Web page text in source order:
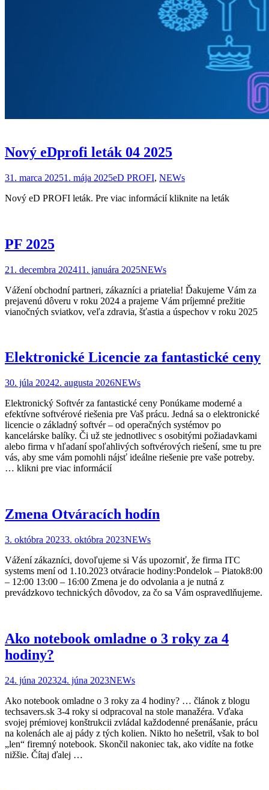
Nový eDprofi leták 04 2025
31. marca 20251. mája 2025eD PROFI, NEWs
Nový eD PROFI leták. Pre viac informácií kliknite na leták
PF 2025
21. decembra 202411. januára 2025NEWs
Vážení obchodní partneri, zákazníci a priatelia! Ďakujeme Vám za
prejavenú dôveru v roku 2024 a prajeme Vám príjemné prežitie
vianočných sviatkov, veľa zdravia, šťastia a úspechov v roku 2025
Elektronické Licencie za fantastické ceny
30. júla 20242. augusta 2026NEWs
Elektronický Softvér za fantastické ceny Ponúkame moderné a
efektívne softvérové riešenia pre Vaš prácu. Jedná sa o elektronické
licencie o základný softvér – od operačných systémov po
kancelárske balíky. Či už ste jednotlivec s osobitými požiadavkami
alebo firma v hľadaní spoľahlivých softvérových riešení, sme tu pre
vás, aby sme vám pomohli nájsť ideálne riešenie pre vaše potreby.
… klikni pre viac informácií
Zmena Otváracích hodín
3. októbra 20233. októbra 2023NEWs
Vážení zákazníci, dovoľujeme si Vás upozorniť, že firma ITC
systems mení od 1.10.2023 otváracie hodiny:Pondelok – Piatok8:00
– 12:00 13:00 – 16:00 Zmena je do odvolania a je nutná z
prevádzkovo technických dôvodov, za čo sa Vám ospravedlňujeme.
Ako notebook omladne o 3 roky za 4
hodiny?
24. júna 202324. júna 2023NEWs
Ako notebook omladne o 3 roky za 4 hodiny? … článok z blogu
techsavers.sk 3-4 roky si odpracoval na stole manažéra. Vďaka
svojej prémiovej konštrukcii zvládal každodenné prenášanie, prácu
na kolenách ale aj pády z tých kolien. Nikto ho nešetril, však to bol
„len“ firemný notebook. Skončil nakoniec tak, ako vidíte na fotke
nižšie. Čítaj ďalej …